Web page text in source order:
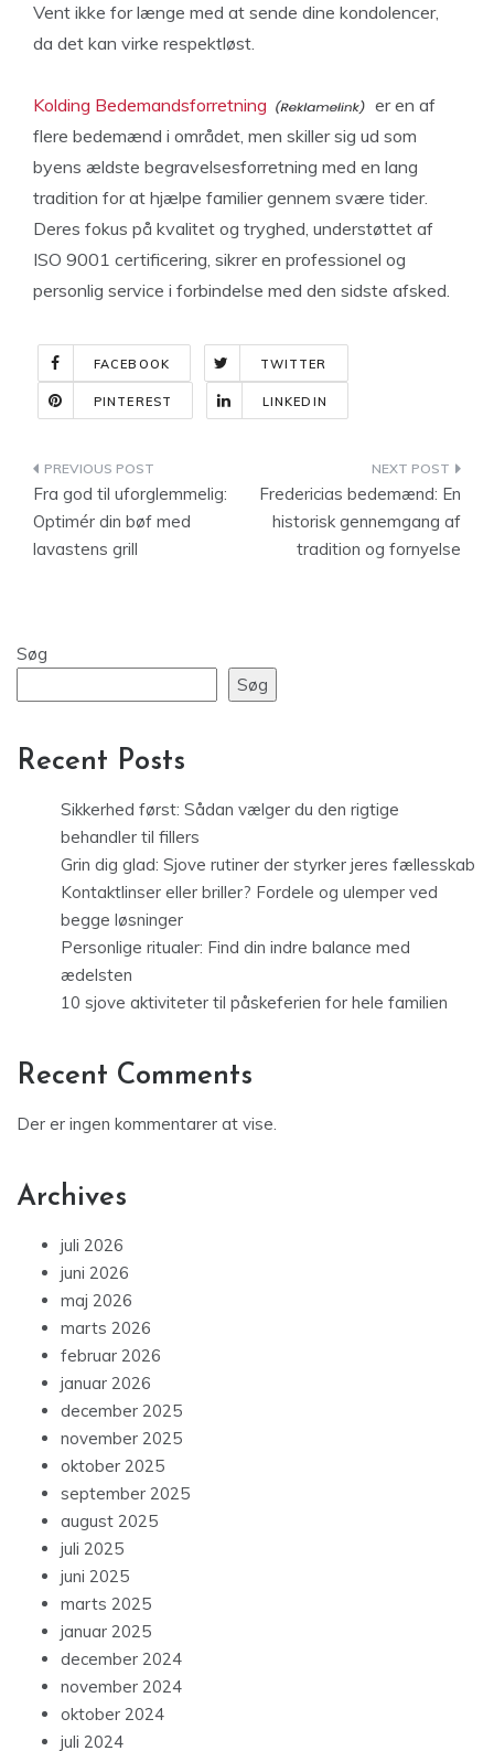
Vent ikke for længe med at sende dine kondolencer,
da det kan virke respektløst.
Kolding Bedemandsforretning
er en af
flere bedemænd i området, men skiller sig ud som
byens ældste begravelsesforretning med en lang
tradition for at hjælpe familier gennem svære tider.
Deres fokus på kvalitet og tryghed, understøttet af
ISO 9001 certificering, sikrer en professionel og
personlig service i forbindelse med den sidste afsked.
FACEBOOK TWITTER
PINTEREST LINKEDIN
Indlægsnavigation
Fra god til uforglemmelig:
Optimér din bøf med
lavastens grill
Fredericias bedemænd: En
historisk gennemgang af
tradition og fornyelse
Søg
Søg
Recent Posts
Sikkerhed først: Sådan vælger du den rigtige
behandler til fillers
Grin dig glad: Sjove rutiner der styrker jeres fællesskab
Kontaktlinser eller briller? Fordele og ulemper ved
begge løsninger
Personlige ritualer: Find din indre balance med
ædelsten
10 sjove aktiviteter til påskeferien for hele familien
Recent Comments
Der er ingen kommentarer at vise.
Archives
juli 2026
juni 2026
maj 2026
marts 2026
februar 2026
januar 2026
december 2025
november 2025
oktober 2025
september 2025
august 2025
juli 2025
juni 2025
marts 2025
januar 2025
december 2024
november 2024
oktober 2024
juli 2024